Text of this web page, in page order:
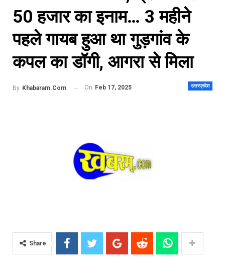
50 हजार का इनाम… 3 महीने
पहले गायब हुआ था गुड़गांव के
कपल का डॉगी, आगरा से मिला
उत्तरप्रदेश
By Khabaram.Com On Feb 17, 2025
Share